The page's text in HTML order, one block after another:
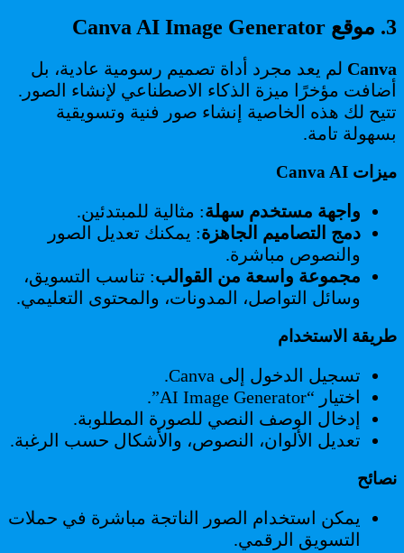
3. موقع Canva AI Image Generator
Canva لم يعد مجرد أداة تصميم رسومية عادية، بل
أضافت مؤخرًا ميزة الذكاء الاصطناعي لإنشاء الصور.
تتيح لك هذه الخاصية إنشاء صور فنية وتسويقية
بسهولة تامة.
ميزات Canva AI
واجهة مستخدم سهلة: مثالية للمبتدئين.
دمج التصاميم الجاهزة: يمكنك تعديل الصور
والنصوص مباشرة.
مجموعة واسعة من القوالب: تناسب التسويق،
وسائل التواصل، المدونات، والمحتوى التعليمي.
طريقة الاستخدام
تسجيل الدخول إلى Canva.
اختيار “AI Image Generator”.
إدخال الوصف النصي للصورة المطلوبة.
تعديل الألوان، النصوص، والأشكال حسب الرغبة.
نصائح
يمكن استخدام الصور الناتجة مباشرة في حملات
التسويق الرقمي.